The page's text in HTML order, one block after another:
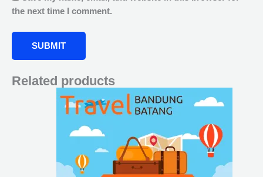
the next time I comment.
Related products